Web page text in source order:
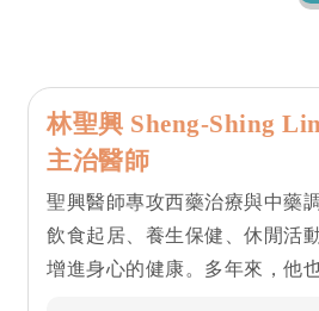
林聖興 Sheng-Shing
主治醫師
聖興醫師專攻西藥治療與中藥
飲食起居、養生保健、休閒活
增進身心的健康。多年來，他